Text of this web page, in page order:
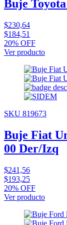
Buje
$230,64
$184,51
20% OFF
Ver producto
SKU 819673
Buje Fiat
00 Der/Izq
$241,56
$193,25
20% OFF
Ver producto